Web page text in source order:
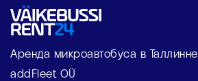
Аренда микроавтобуса в Таллинне
addFleet OÜ